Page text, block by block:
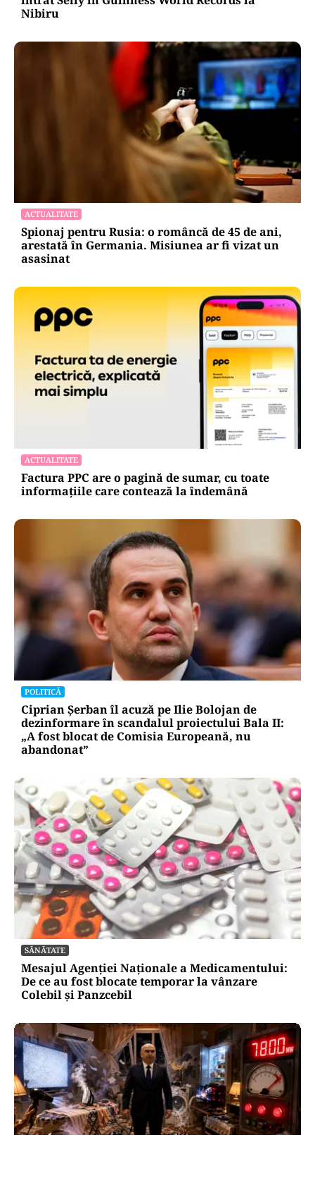
Nibiru
ACTUALITATE
Spionaj pentru Rusia: o româncă de 45 de ani,
arestată în Germania. Misiunea ar fi vizat un
asasinat
ACTUALITATE
Factura PPC are o pagină de sumar, cu toate
informațiile care contează la îndemână
POLITICĂ
Ciprian Șerban îl acuză pe Ilie Bolojan de
dezinformare în scandalul proiectului Bala II:
„A fost blocat de Comisia Europeană, nu
abandonat”
SĂNĂTATE
Mesajul Agenției Naționale a Medicamentului:
De ce au fost blocate temporar la vânzare
Colebil și Panzcebil